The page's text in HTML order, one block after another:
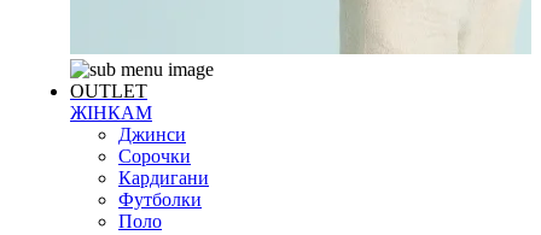
OUTLET
ЖІНКАМ
Джинси
Сорочки
Кардигани
Футболки
Поло